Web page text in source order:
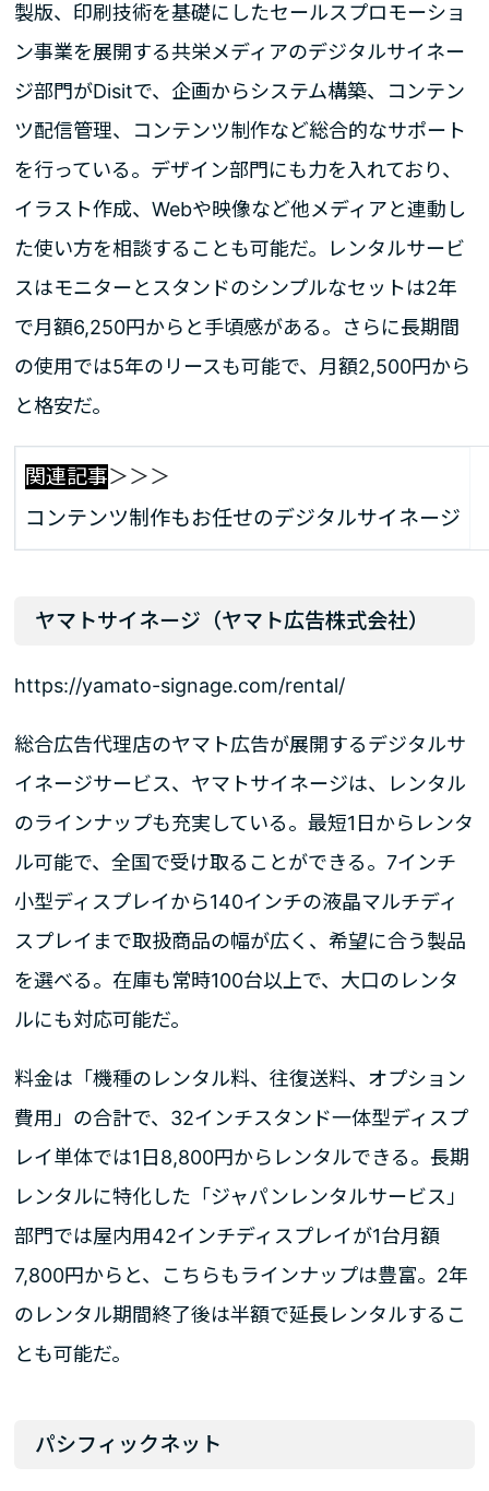
製版、印刷技術を基礎にしたセールスプロモーショ
ン事業を展開する共栄メディアのデジタルサイネー
ジ部門がDisitで、企画からシステム構築、コンテン
ツ配信管理、コンテンツ制作など総合的なサポート
を行っている。デザイン部門にも力を入れており、
イラスト作成、Webや映像など他メディアと連動し
た使い方を相談することも可能だ。レンタルサービ
スはモニターとスタンドのシンプルなセットは2年
で月額6,250円からと手頃感がある。さらに長期間
の使用では5年のリースも可能で、月額2,500円から
と格安だ。
関連記事＞＞＞
コンテンツ制作もお任せのデジタルサイネージ
ヤマトサイネージ（ヤマト広告株式会社）
https://yamato-signage.com/rental/
総合広告代理店のヤマト広告が展開するデジタルサ
イネージサービス、ヤマトサイネージは、レンタル
のラインナップも充実している。最短1日からレンタ
ル可能で、全国で受け取ることができる。7インチ
小型ディスプレイから140インチの液晶マルチディ
スプレイまで取扱商品の幅が広く、希望に合う製品
を選べる。在庫も常時100台以上で、大口のレンタ
ルにも対応可能だ。
料金は「機種のレンタル料、往復送料、オプション
費用」の合計で、32インチスタンド一体型ディスプ
レイ単体では1日8,800円からレンタルできる。長期
レンタルに特化した「ジャパンレンタルサービス」
部門では屋内用42インチディスプレイが1台月額
7,800円からと、こちらもラインナップは豊富。2年
のレンタル期間終了後は半額で延長レンタルするこ
とも可能だ。
パシフィックネット